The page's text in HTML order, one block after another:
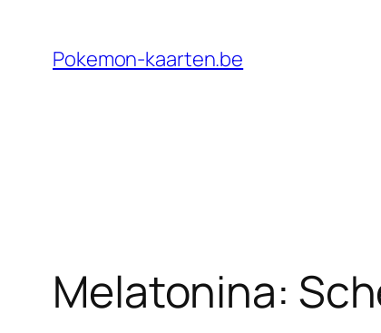
Pokemon-kaarten.be
Melatonina: